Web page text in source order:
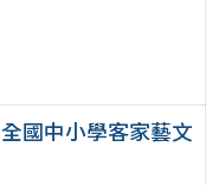
國中小學客家藝文